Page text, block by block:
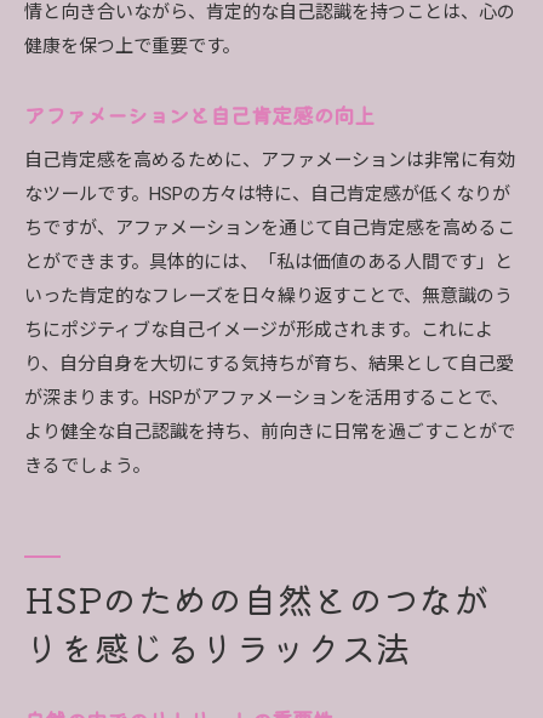
情と向き合いながら、肯定的な自己認識を持つことは、心の
健康を保つ上で重要です。
アファメーションと自己肯定感の向上
自己肯定感を高めるために、アファメーションは非常に有効
なツールです。HSPの方々は特に、自己肯定感が低くなりが
ちですが、アファメーションを通じて自己肯定感を高めるこ
とができます。具体的には、「私は価値のある人間です」と
いった肯定的なフレーズを日々繰り返すことで、無意識のう
ちにポジティブな自己イメージが形成されます。これによ
り、自分自身を大切にする気持ちが育ち、結果として自己愛
が深まります。HSPがアファメーションを活用することで、
より健全な自己認識を持ち、前向きに日常を過ごすことがで
きるでしょう。
HSPのための自然とのつなが
りを感じるリラックス法